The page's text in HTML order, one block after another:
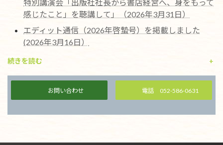
特別講演会「出版社社長から書店経営へ、身をもって
感じたこと」を聴講して」（2026年3月31日）
エディット通信（2026年啓蟄号）を掲載しました
(2026年3月16日）
続きを読む +
お問い合わせ 電話 052-586-0631